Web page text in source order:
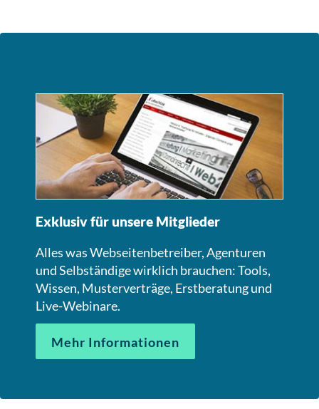
Exklusiv für unsere Mitglieder
Alles was Webseitenbetreiber, Agenturen
und Selbständige wirklich brauchen: Tools,
Wissen, Musterverträge, Erstberatung und
Live-Webinare.
Mehr Informationen